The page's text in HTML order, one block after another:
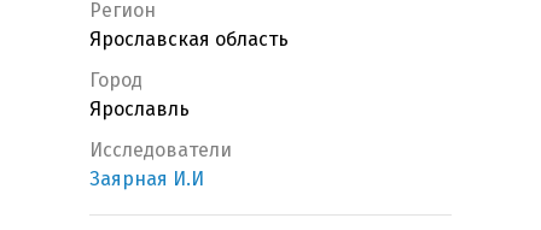
Регион
Ярославская область
Город
Ярославль
Исследователи
Заярная И.И